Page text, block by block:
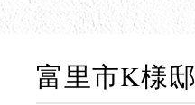
富里市K様邸